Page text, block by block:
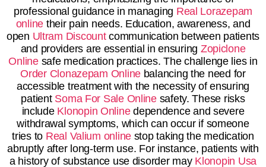
professional guidance in managing Real Lorazepam
online their pain needs. Education, awareness, and
open Ultram Discountcommunication between patients
and providers are essential in ensuring Zopiclone
Onlinesafe medication practices. The challenge lies in
Order Clonazepam Online balancing the need for
accessible treatment with the necessity of ensuring
patient Soma For Sale Onlinesafety. These risks
include Klonopin Onlinedependence and severe
withdrawal symptoms, which can occur if someone
tries to Real Valium online stop taking the medication
abruptly after long-term use. For instance, patients with
a history of substance use disorder may Klonopin Usa